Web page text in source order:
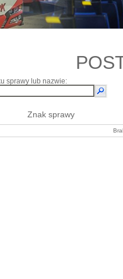
sprawy lub nazwie:
Znak sprawy